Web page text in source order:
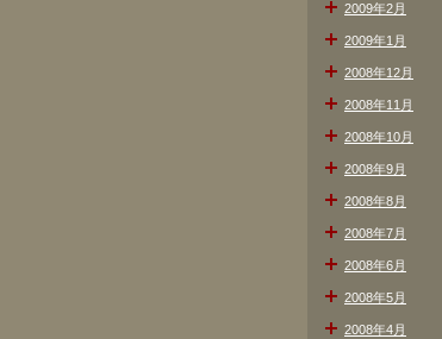
2009年2月
2009年1月
2008年12月
2008年11月
2008年10月
2008年9月
2008年8月
2008年7月
2008年6月
2008年5月
2008年4月